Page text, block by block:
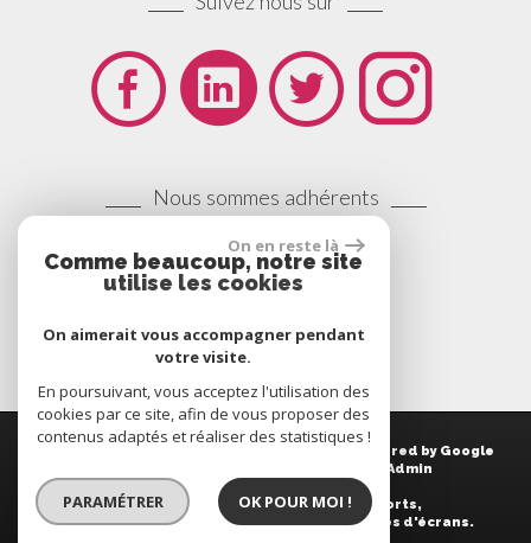
Nous sommes adhérents
© 2014 | Tous droits réservés | Traduction powered by Google
Admin
Site internet compatible multi-supports,
un seul site adaptable à tous les types d'écrans.
On en reste là
Comme beaucoup, notre site
utilise les cookies
On aimerait vous accompagner pendant
votre visite.
En poursuivant, vous acceptez l'utilisation des
cookies par ce site, afin de vous proposer des
contenus adaptés et réaliser des statistiques !
PARAMÉTRER OK POUR MOI !